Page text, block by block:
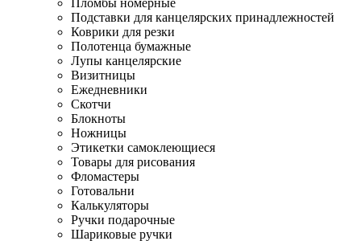
Пломбы номерные
Подставки для канцелярских принадлежностей
Коврики для резки
Полотенца бумажные
Лупы канцелярские
Визитницы
Ежедневники
Скотчи
Блокноты
Ножницы
Этикетки самоклеющиеся
Товары для рисования
Фломастеры
Готовальни
Калькуляторы
Ручки подарочные
Шариковые ручки